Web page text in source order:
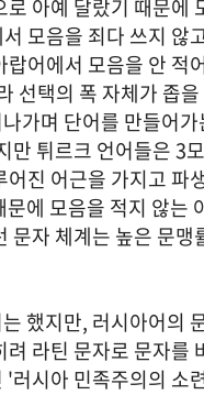
아예 달랐기 때문에
모음을 죄다 쓰지 않
어에서 모음을 안 적
선택의 폭 자체가 좁
가며 단어를 만들어
만 튀르크 언어들은 3
진 어근을 가지고 파
에 모음을 적지 않는
문자 체계는 높은 문
했지만, 러시아어의
라틴 문자로 문자를
러시아 민족주의의 소